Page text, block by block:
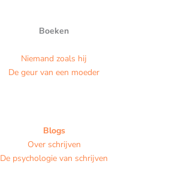
Boeken
Niemand zoals hij
De geur van een moeder
Blogs
Over schrijven
De psychologie van schrijven